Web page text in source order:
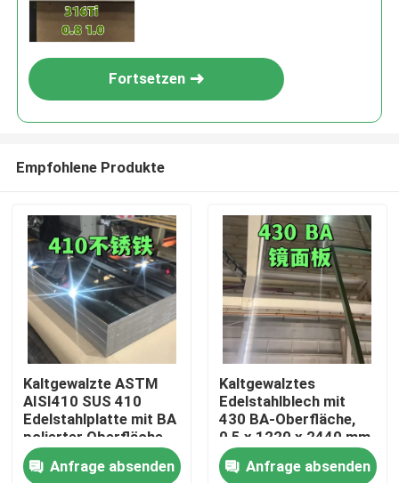
Zu Hause
Fortsetzen
Empfohlene Produkte
Kaltgewalzte ASTM
AISI410 SUS 410
Edelstahlplatte mit BA
polierter Oberfläche
0,8*1220*2440
Anfrage absenden
Kaltgewalztes
Edelstahlblech mit
430 BA-Oberfläche,
0,5 x 1220 x 2440 mm,
mit 6K-
Spiegeloberfläche
Anfrage absenden